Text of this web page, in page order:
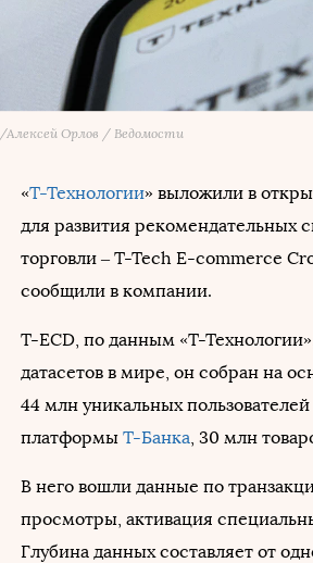
/Алексей Орлов / Ведомости
«Т-Технологии» выложили в
для развития рекомендательных
торговли – T-Tech E-commerce
сообщили в компании.
T-ECD, по данным «Т-
датасетов в мире, он собран на
44 млн уникальных
платформы Т-Банка , 30 млн
В него вошли данные по
просмотры, активация
Глубина данных составляет от